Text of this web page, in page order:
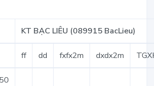
KT BẠC LIÊU (089915 BacLieu)
ff dd fxfx2m dxdx2m